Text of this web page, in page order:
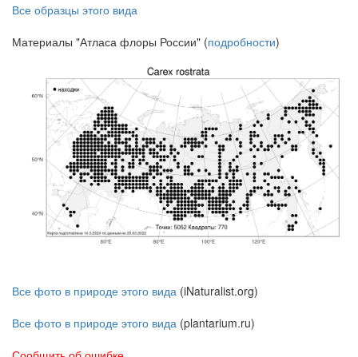
Все образцы этого вида
Материалы "Атласа флоры России" (подробности)
Все фото в природе этого вида (iNaturalist.org)
Все фото в природе этого вида (plantarium.ru)